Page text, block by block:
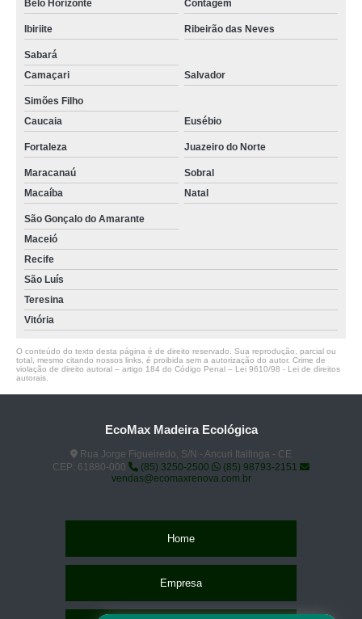
Belo Horizonte
Contagem
Ibiriite Ribeirão das Neves
Sabará
Camaçari
Salvador
Simões Filho
Caucaia
Eusébio
Fortaleza Juazeiro do Norte
Maracanaú
Sobral
Macaíba
Natal
São Gonçalo do Amarante
Maceió
Recife
São Luís
Teresina
Vitória
O conteúdo do texto desta página é de direito reservado. Sua reprodução, parcial ou
total, mesmo citando nossos links, é proibida sem a autorização do autor. Crime de
violação de direito autoral – artigo 184 do Código Penal – Lei 9610/98 - Lei de direitos
autorais
EcoMax Madeira Ecológica
Rua Jorge Figueiredo, S/N - Ancuri Itaitinga - CE
CEP: 61880-000
(85) 3250-2500
(85) 98793-2151
vendas@ecomaxrenova.com.br
Home
Empresa